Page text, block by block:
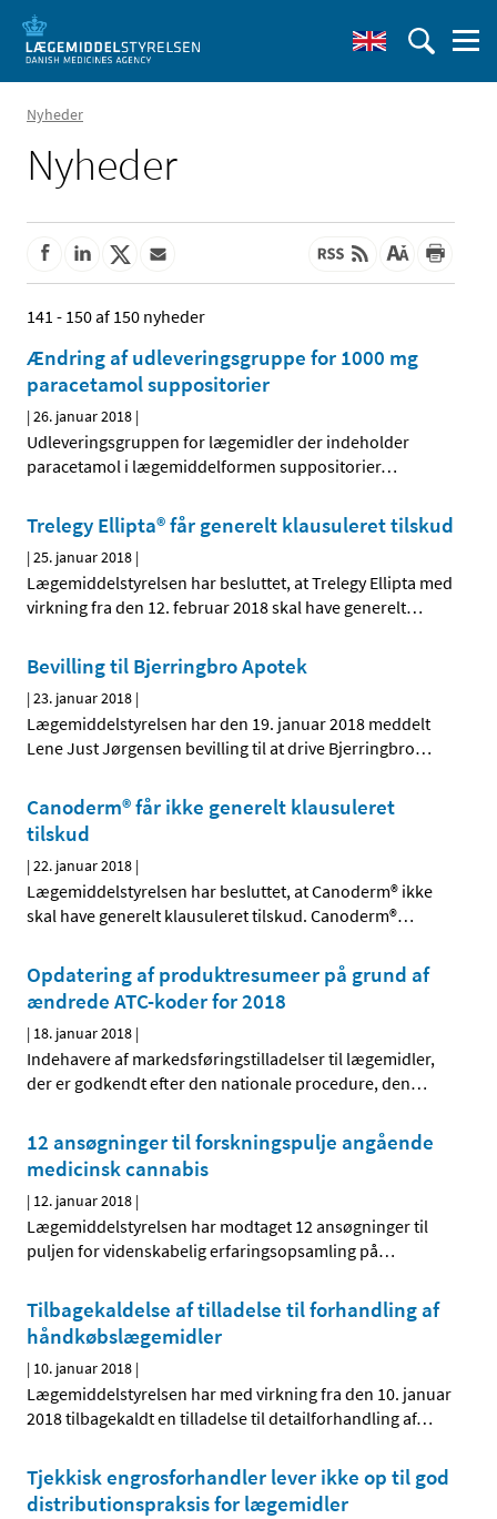
Nyheder
Nyheder
141 - 150 af 150 nyheder
Ændring af udleveringsgruppe for 1000 mg
paracetamol suppositorier
|26. januar 2018 |
Udleveringsgruppen for lægemidler der indeholder
paracetamol i lægemiddelformen suppositorier…
Trelegy Ellipta® får generelt klausuleret tilskud
|25. januar 2018 |
Lægemiddelstyrelsen har besluttet, at Trelegy Ellipta med
virkning fra den 12. februar 2018 skal have generelt…
Bevilling til Bjerringbro Apotek
|23. januar 2018 |
Lægemiddelstyrelsen har den 19. januar 2018 meddelt
Lene Just Jørgensen bevilling til at drive Bjerringbro…
Canoderm® får ikke generelt klausuleret
tilskud
|22. januar 2018 |
Lægemiddelstyrelsen har besluttet, at Canoderm® ikke
skal have generelt klausuleret tilskud. Canoderm®…
Opdatering af produktresumeer på grund af
ændrede ATC-koder for 2018
| 18. januar 2018 |
Indehavere af markedsføringstilladelser til lægemidler,
der er godkendt efter den nationale procedure, den…
12 ansøgninger til forskningspulje angående
medicinsk cannabis
| 12. januar 2018 |
Lægemiddelstyrelsen har modtaget 12 ansøgninger til
puljen for videnskabelig erfaringsopsamling på…
Tilbagekaldelse af tilladelse til forhandling af
håndkøbslægemidler
| 10. januar 2018 |
Lægemiddelstyrelsen har med virkning fra den 10. januar
2018 tilbagekaldt en tilladelse til detailforhandling af…
Tjekkisk engrosforhandler lever ikke op til god
distributionspraksis for lægemidler